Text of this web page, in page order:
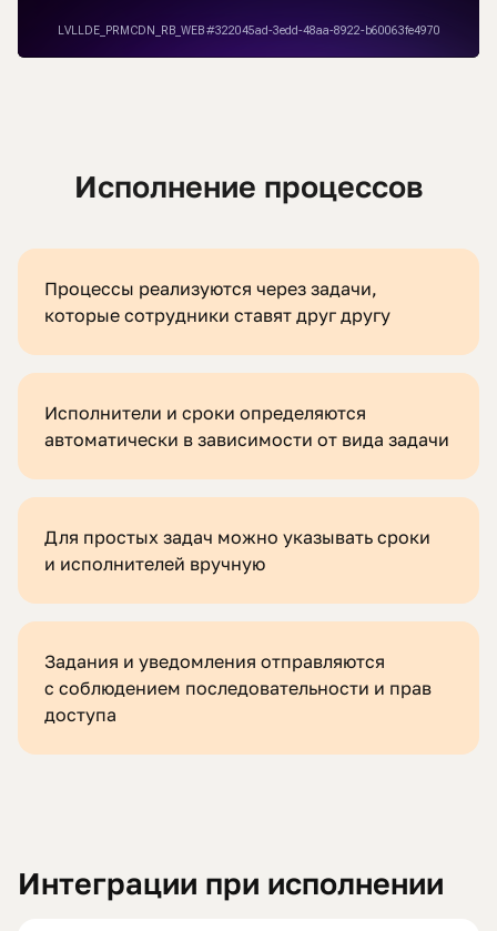
Исполнение процессов
Процессы реализуются через задачи,
которые сотрудники ставят друг другу
Исполнители и сроки определяются
автоматически в зависимости от вида задачи
Для простых задач можно указывать сроки
и исполнителей вручную
Задания и уведомления отправляются
с соблюдением последовательности и прав
доступа
Интеграции при исполнении